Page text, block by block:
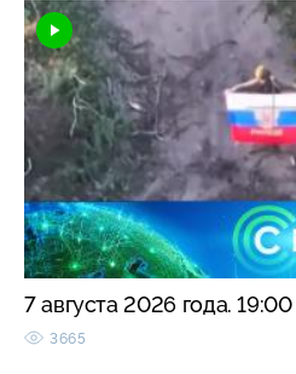
7 августа 2026 года. 19:00
3665